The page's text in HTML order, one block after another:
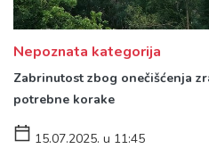
Nepoznata kategorija
Zabrinutost zbog onečišćenja
potrebne korake
15.07.2025. u 11:45